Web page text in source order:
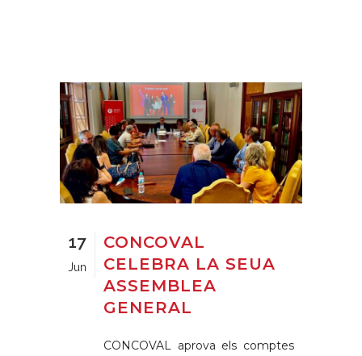
17
Jun
CONCOVAL
CELEBRA LA SEUA
ASSEMBLEA
GENERAL
CONCOVAL aprova els comptes